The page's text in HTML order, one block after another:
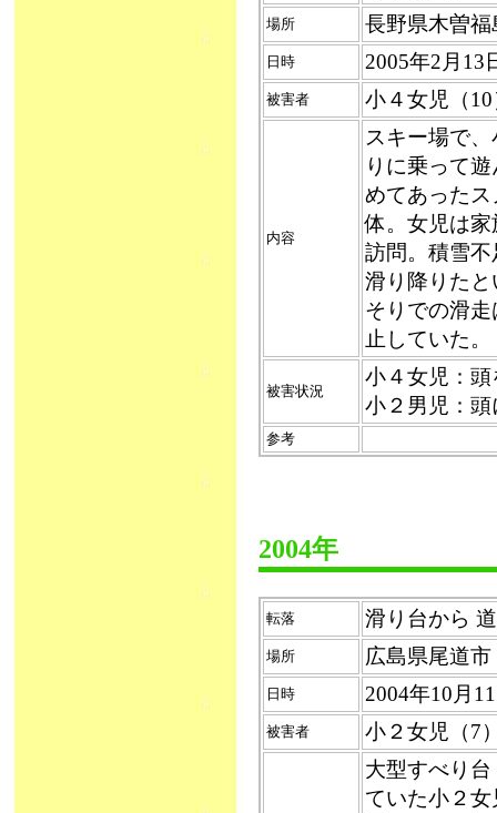
場所 長野県木曽
日時 2005年2月13
被害者 小４女児（
内容
スキー場で
りに乗って
めてあった
体。女児は
訪問。積雪
滑り降りた
そりでの滑
止していた。
被害状況
小４女児：
小２男児：頭
参考
2004年
転落 滑り台から
場所 広島県尾道
日時 2004年10月
被害者 小２女児（7
大型すべり
ていた小２